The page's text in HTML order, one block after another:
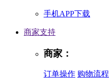
手机APP下载
商家支持
商家：
订单操作 购物流程